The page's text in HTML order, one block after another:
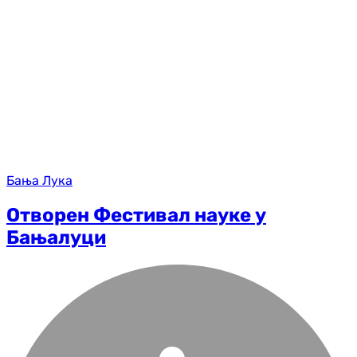
Бања Лука
Отворен Фестивал науке у
Бањалуци